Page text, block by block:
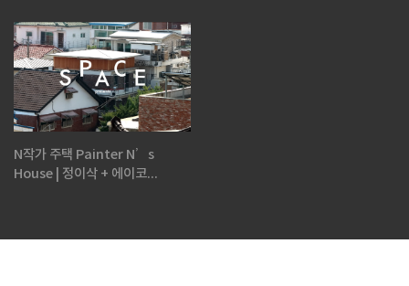
N작가 주택 Painter N’s
House | 정이삭 + 에이코...